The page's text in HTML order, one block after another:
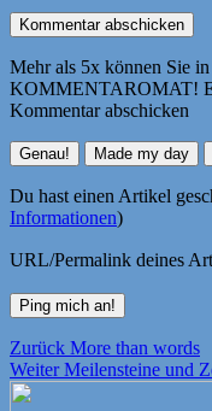
Mehr als 5x können Sie
KOMMENTAROMAT!
Kommentar abschicken
Du hast einen Artikel
Informationen)
URL/Permalink deines
Zurück Vorheriger
Beitrag:
More than words
Weiter Nächster
Meilensteine und